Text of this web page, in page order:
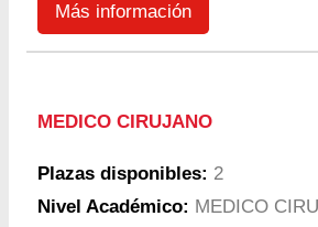
Más información
MEDICO CIRUJANO
Plazas disponibles: 2
Nivel Académico: MEDICO